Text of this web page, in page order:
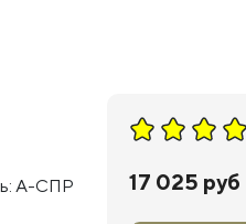
А-СПР 17 025 руб